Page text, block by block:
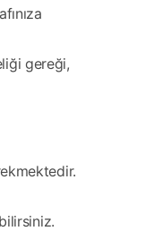
gereği,